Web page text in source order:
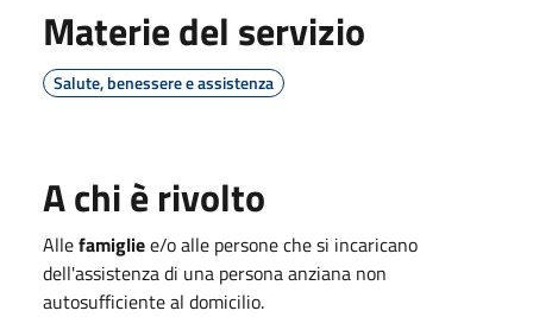
Materie del servizio
Salute, benessere e assistenza
A chi è rivolto
Allefamigliee/o alle persone che si incaricano
dell'assistenza di una persona anziana non
autosufficiente al domicilio.